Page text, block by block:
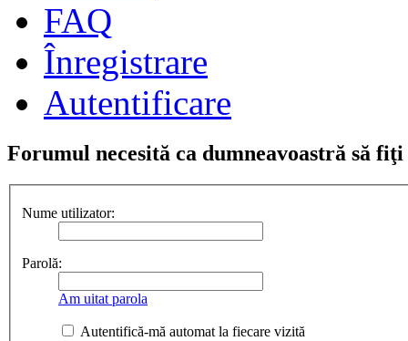
FAQ
Înregistrare
Autentificare
Forumul necesită ca dumneavoastră să
Nume utilizator:
Parolă:
Am uitat parola
Autentifică-mă automat la fiecare vizită